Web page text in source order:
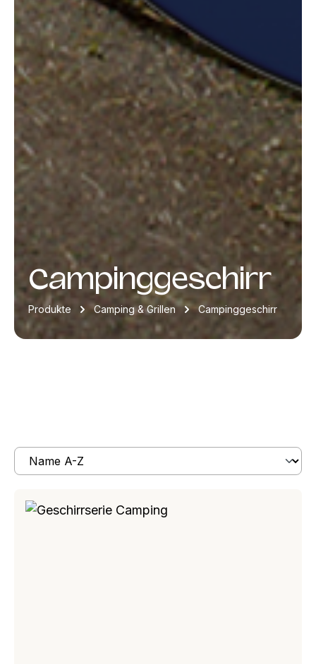
Campinggeschirr
Produkte Camping & Grillen Campinggeschirr